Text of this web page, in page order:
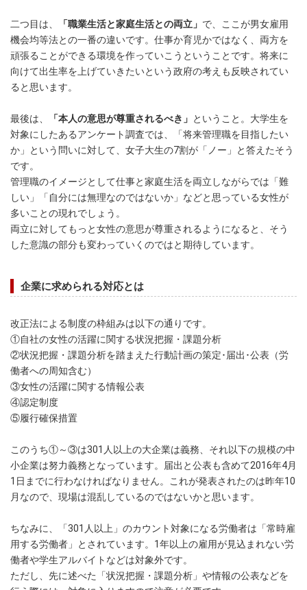
二つ目は、 「職業生活と家庭生活との両立」 で、ここが男女雇用
機会均等法との一番の違いです。仕事か育児かではなく、両方を
頑張ることができる環境を作っていこうということです。将来に
向けて出生率を上げていきたいという政府の考えも反映されてい
ると思います。
最後は、 「本人の意思が尊重されるべき」 ということ。大学生を
対象にしたあるアンケート調査では、「将来管理職を目指したい
か」という問いに対して、女子大生の7割が「ノー」と答えたそう
です。
管理職のイメージとして仕事と家庭生活を両立しながらでは「難
しい」「自分には無理なのではないか」などと思っている女性が
多いことの現れでしょう。
両立に対してもっと女性の意思が尊重されるようになると、そう
した意識の部分も変わっていくのではと期待しています。
企業に求められる対応とは
改正法による制度の枠組みは以下の通りです。
①自社の女性の活躍に関する状況把握・課題分析
②状況把握・課題分析を踏まえた行動計画の策定･届出･公表（労
働者への周知含む）
③女性の活躍に関する情報公表
④認定制度
⑤履行確保措置
このうち①～③は301人以上の大企業は義務、それ以下の規模の中
小企業は努力義務となっています。届出と公表も含めて2016年4月
1日までに行わなければなりません。これが発表されたのは昨年10
月なので、現場は混乱しているのではないかと思います。
ちなみに、「301人以上」のカウント対象になる労働者は「常時雇
用する労働者」とされています。1年以上の雇用が見込まれない労
働者や学生アルバイトなどは対象外です。
ただし、先に述べた「状況把握・課題分析」や情報の公表などを